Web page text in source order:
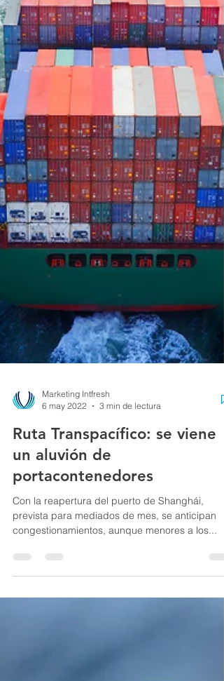
Marketing Intfresh
6 may 2022
3 min de lectura
Ruta Transpacífico: se viene
un aluvión de
portacontenedores